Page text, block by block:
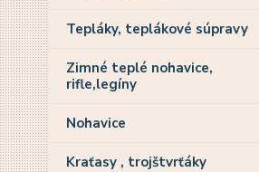
Tepláky, teplákové súpravy
Zimné teplé nohavice,
rifle,legíny
Nohavice
Kraťasy , trojštvrťáky